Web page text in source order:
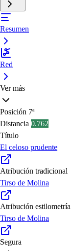
Resumen
Red
Ver más
Posición 7ª
Distancia 0.762
Título
El celoso prudente
Atribución tradicional
Tirso de Molina
Atribución estilometría
Tirso de Molina
Segura